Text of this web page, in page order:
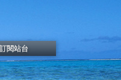
訂閱站台